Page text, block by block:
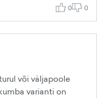
0 0
või väljapoole
varianti on